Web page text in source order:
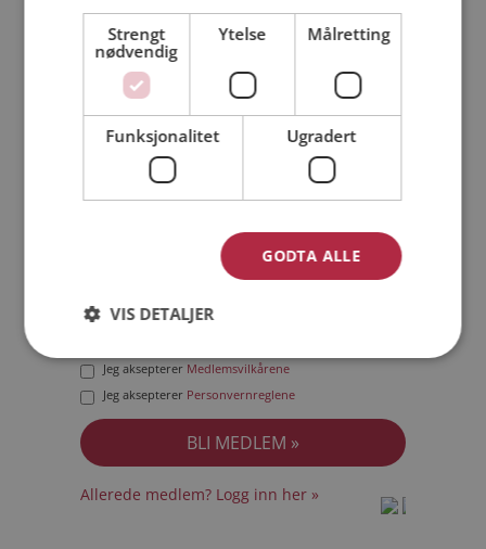
Bli medlem gratis!
Jeg er en: Mann Kvinne
Min alder:
Jeg aksepterer Medlemsvilkårene
Jeg aksepterer Personvernreglene
Allerede medlem? Logg inn her »
Strengt
nødvendig
Ytelse Målretting
Funksjonalitet Ugradert
GODTA ALLE
VIS DETALJER